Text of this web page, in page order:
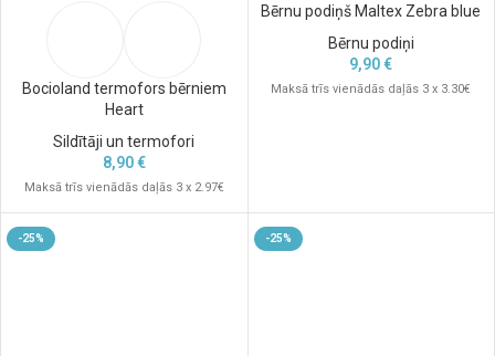
Bocioland termofors bērniem
Heart
Sildītāji un termofori
8,90€
Maksā trīs vienādās daļās 3 x 2.97€
Bērnu podiņš Maltex Zebra blue
Bērnu podiņi
9,90€
Maksā trīs vienādās daļās 3 x 3.30€
-25% -25%